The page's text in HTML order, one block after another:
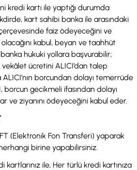
kredi kartı ile yaptığı durumda
kart sahibi banka ile arasındaki
faiz ödeyeceğini ve
kabul, beyan ve taahhüt
hukuki yollara başvurabilir;
ücretini ALICI’dan talep
borcundan dolayı temerrüde
borcun gecikmeli ifasından dolayı
ve ziyanını ödeyeceğini kabul eder.
(Elektronik Fon Transferi) yaparak
birine yapabilirsiniz.
ile, Her türlü kredi kartınıza